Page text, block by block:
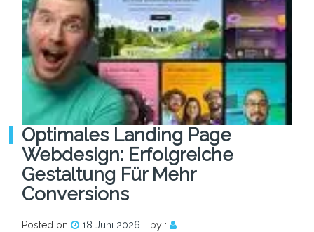
Optimales Landing Page
Webdesign: Erfolgreiche
Gestaltung Für Mehr
Conversions
Posted on 18 Juni 2026
by :